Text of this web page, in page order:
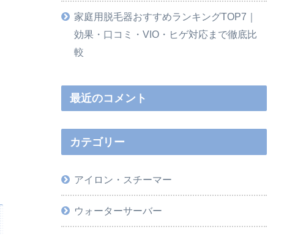
家庭用脱毛器おすすめランキングTOP7｜
効果・口コミ・VIO・ヒゲ対応まで徹底比
較
最近のコメント
カテゴリー
アイロン・スチーマー
ウォーターサーバー